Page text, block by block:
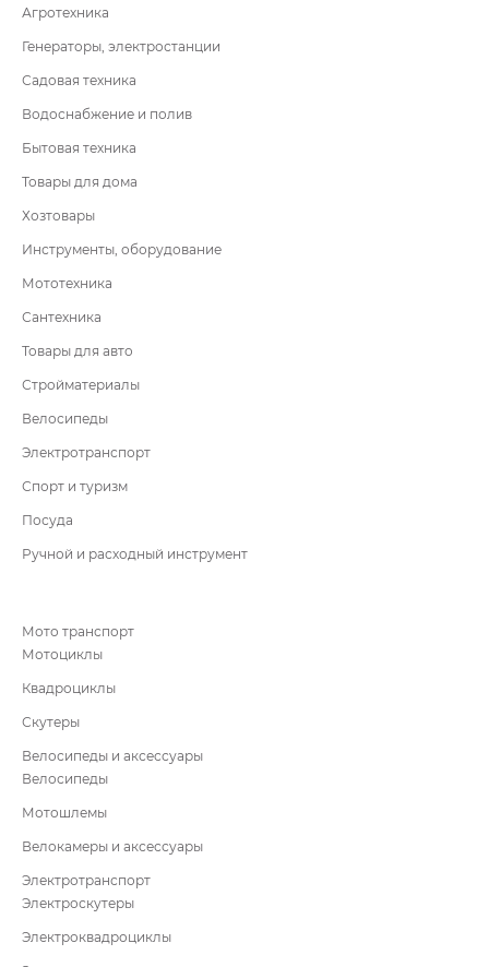
Агротехника
Генераторы, электростанции
Садовая техника
Водоснабжение и полив
Бытовая техника
Товары для дома
Хозтовары
Инструменты, оборудование
Мототехника
Сантехника
Товары для авто
Стройматериалы
Велосипеды
Электротранспорт
Спорт и туризм
Посуда
Ручной и расходный инструмент
Мото транспорт
Мотоциклы
Квадроциклы
Скутеры
Велосипеды и аксессуары
Велосипеды
Мотошлемы
Велокамеры и аксессуары
Электротранспорт
Электроскутеры
Электроквадроциклы